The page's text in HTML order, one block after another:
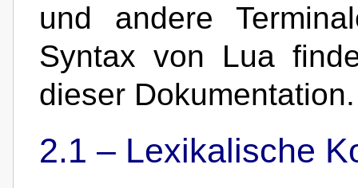
und andere
Syntax von Lua
dieser Dokumentation.
2.1 – Lexikalische